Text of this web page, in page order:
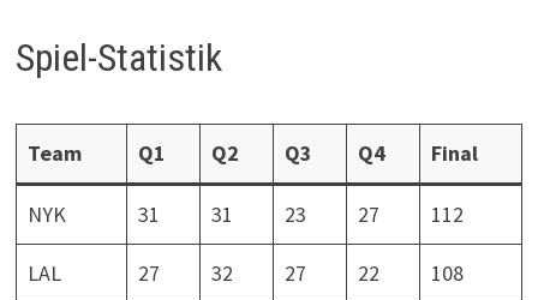
Spiel-Statistik
Team Q1 Q2 Q3 Q4 Final
NYK 31 31 23 27 112
LAL 27 32 27 22 108